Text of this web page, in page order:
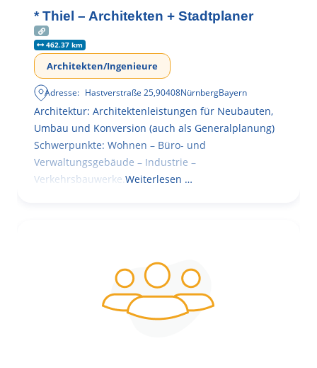
* Thiel – Architekten + Stadtplaner
462.37 km
Architekten/Ingenieure
Adresse: Hastverstraße 25,90408NürnbergBayern
Architektur: Architektenleistungen für Neubauten,
Umbau und Konversion (auch als Generalplanung)
Schwerpunkte: Wohnen – Büro- und
Verwaltungsgebäude – Industrie –
Verkehrsbauwerke. Weiterlesen …